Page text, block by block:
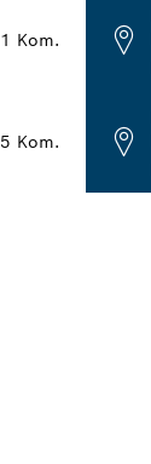
1 Kom.
5 Kom.